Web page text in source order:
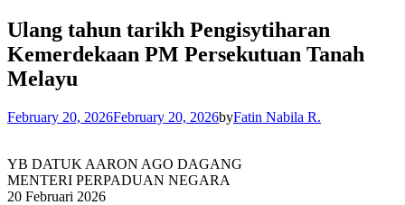
Ulang tahun tarikh Pengisytiharan
Kemerdekaan PM Persekutuan Tanah
Melayu
February 20, 2026February 20, 2026byFatin Nabila R.
YB DATUK AARON AGO DAGANG
MENTERI PERPADUAN NEGARA
20 Februari 2026